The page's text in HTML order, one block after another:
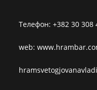
Телефон: +382 30 308
web: